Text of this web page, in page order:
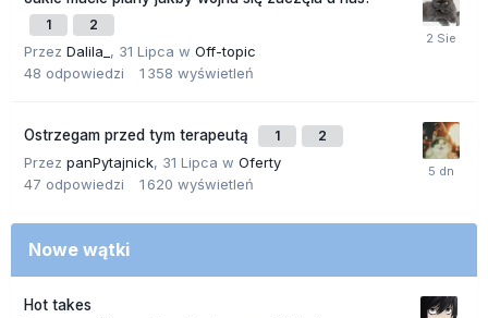
1 2
Przez Dalila_ , 31 Lipca w Off-topic
48 odpowiedzi 1 358 wyświetleń
Ostrzegam przed tym terapeutą 1 2
Przez panPytajnick, 31 Lipca w Oferty
47 odpowiedzi 1 620 wyświetleń
Nowe wątki
Hot takes